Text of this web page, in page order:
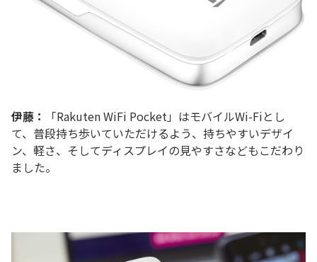
伊藤：
「Rakuten WiFi Pocket」はモバイルWi-Fiとし
て、普段持ち歩いていただけるよう、持ちやすいデザイ
ン、軽さ、そしてディスプレイの見やすさなどもこだわり
ました。